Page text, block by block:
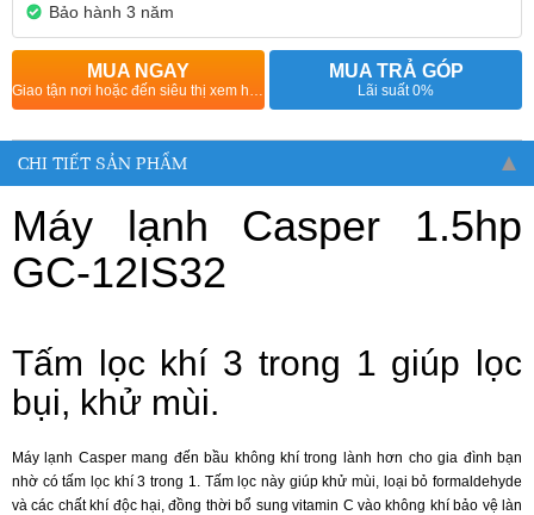
Bảo hành 3 năm
MUA NGAY MUA TRẢ GÓP
Lãi suất 0%
CHI TIẾT SẢN PHẨM
Máy lạnh Casper 1.5hp
GC-12IS32
Tấm lọc khí 3 trong 1 giúp lọc
bụi, khử mùi.
Máy lạnh Casper mang đến bầu không khí trong lành hơn cho gia đình bạn
nhờ có tấm lọc khí 3 trong 1. Tấm lọc này giúp khử mùi, loại bỏ formaldehyde
và các chất khí độc hại, đồng thời bổ sung vitamin C vào không khí bảo vệ làn